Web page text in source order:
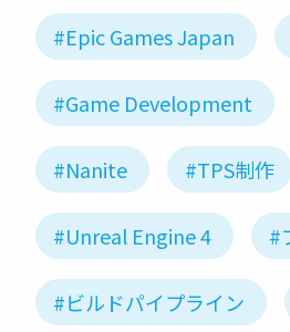
#Epic Games Japan
#Game Development
#Nanite #TPS制作
#Unreal Engine 4 #
#ビルドパイプライン